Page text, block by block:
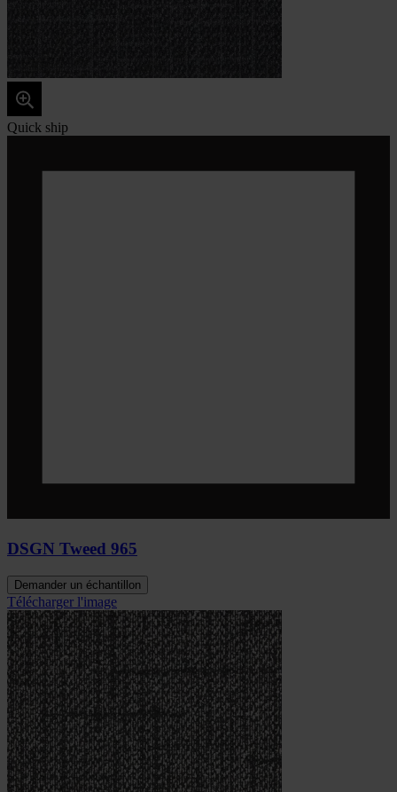
Quick ship
DSGN Tweed 965
Demander un échantillon
Télécharger l'image